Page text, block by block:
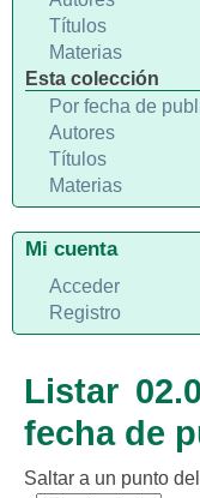
Listar
fecha de
Saltar a un punto
Títulos
Materias
Esta colección
Por fecha de
Autores
Títulos
Materias
Mi cuenta
Acceder
Registro